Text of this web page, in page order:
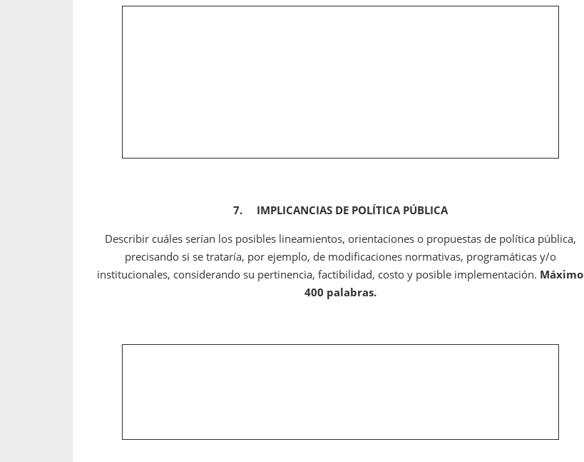
7. IMPLICANCIAS DE POLÍTICA PÚBLICA
Describir cuáles serían los posibles lineamientos, orientaciones o propuestas de política pública,
precisando si se trataría, por ejemplo, de modificaciones normativas, programáticas y/o
institucionales, considerando su pertinencia, factibilidad, costo y posible implementación. Máximo
400 palabras.